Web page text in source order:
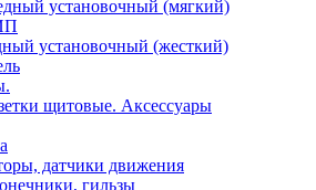
установочный (мягкий)
установочный (жесткий)
щитовые. Аксессуары
датчики движения
гильзы